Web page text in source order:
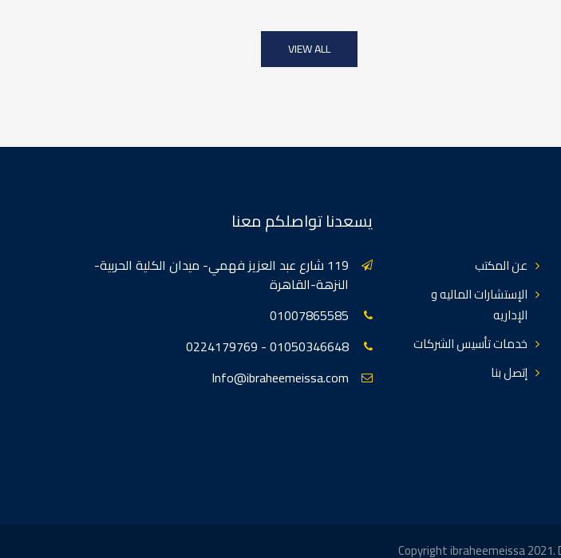
VIEW ALL
عن المكتب
الإستشارات الماليه و
الإداريه
خدمات تأسيس الشركات
إتصل بنا
يسعدنا تواصلكم معنا
119 شارع عبد العزيز فهمي- ميدان الكلية الحربية-
النزهة-القاهرة
01007865585
01050346648 - 0224179769
Info@ibraheemeissa.com